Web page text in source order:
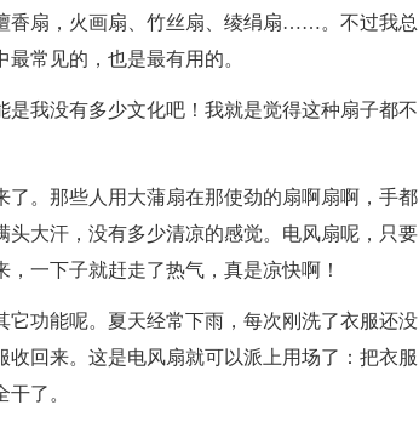
香扇，火画扇、竹丝扇、绫绢扇……。不过我总
常见的，也是最有用的。
我没有多少文化吧！我就是觉得这种扇子都不
。那些人用大蒲扇在那使劲的扇啊扇啊，手都
大汗，没有多少清凉的感觉。电风扇呢，只要
一下子就赶走了热气，真是凉快啊！
功能呢。夏天经常下雨，每次刚洗了衣服还没
回来。这是电风扇就可以派上用场了：把衣服
了。